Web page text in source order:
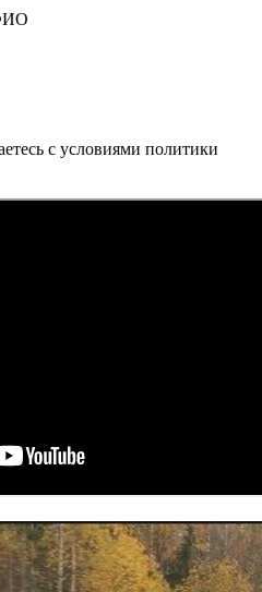
с условиями политики